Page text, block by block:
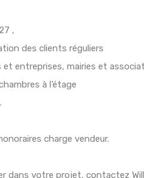
,
des clients réguliers
entreprises, mairies et
à l’étage
charge vendeur.
dans votre projet, contactez